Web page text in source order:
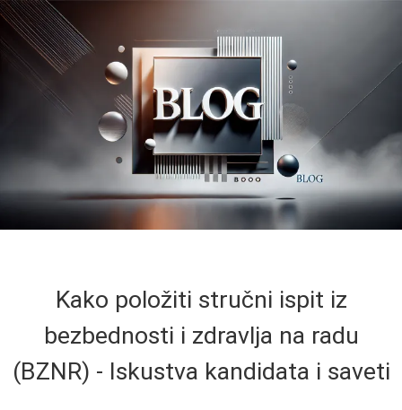
Kako položiti stručni ispit iz
bezbednosti i zdravlja na radu
(BZNR) - Iskustva kandidata i saveti